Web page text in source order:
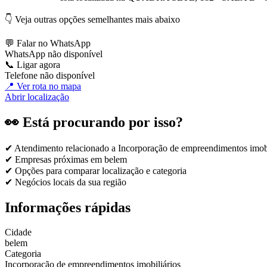
👇 Veja outras opções semelhantes mais abaixo
💬 Falar no WhatsApp
WhatsApp não disponível
📞 Ligar agora
Telefone não disponível
📍 Ver rota no mapa
Abrir localização
👀 Está procurando por isso?
✔ Atendimento relacionado a Incorporação de empreendimentos
✔ Empresas próximas em belem
✔ Opções para comparar localização e categoria
✔ Negócios locais da sua região
Informações rápidas
Cidade
belem
Categoria
Incorporação de empreendimentos imobiliários